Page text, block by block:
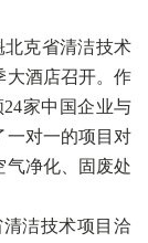
克省清洁技术
大酒店召开。作
家中国企业与
一对一的项目对
气净化、固废处
洁技术项目洽